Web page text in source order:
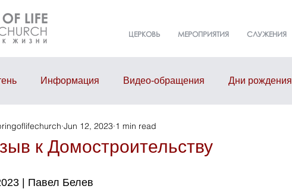
ЦЕРКОВЬ МЕРОПРИЯТИЯ СЛУЖЕНИЯ
Информация Видео-обращения Дни рождения
Годовой отчёт События Event
к Домостроительству
Jun 12, 2023 1 min read
| Павел Белев